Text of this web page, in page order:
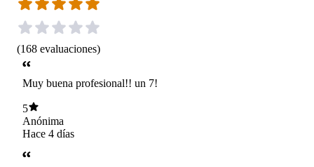
(168 evaluaciones)
Muy buena profesional!! un 7!
5
Anónima
Hace 4 días